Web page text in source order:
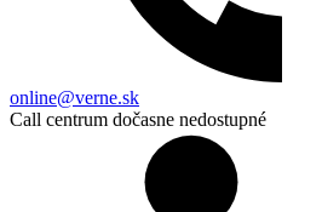
online@verne.sk
Call centrum dočasne nedostupné